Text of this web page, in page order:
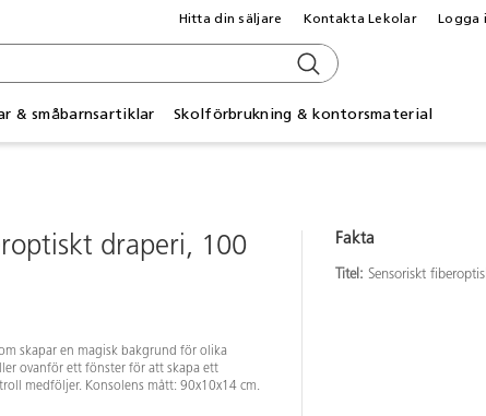
& småbarnsartiklar Skolförbrukning & kontorsmaterial
Hitta din säljare Kontakta Lekolar Logga
draperi, 100
skapar en magisk bakgrund för olika
ovanför ett fönster för att skapa ett
medföljer. Konsolens mått: 90x10x14 cm.
Fakta
Titel: Sensoriskt